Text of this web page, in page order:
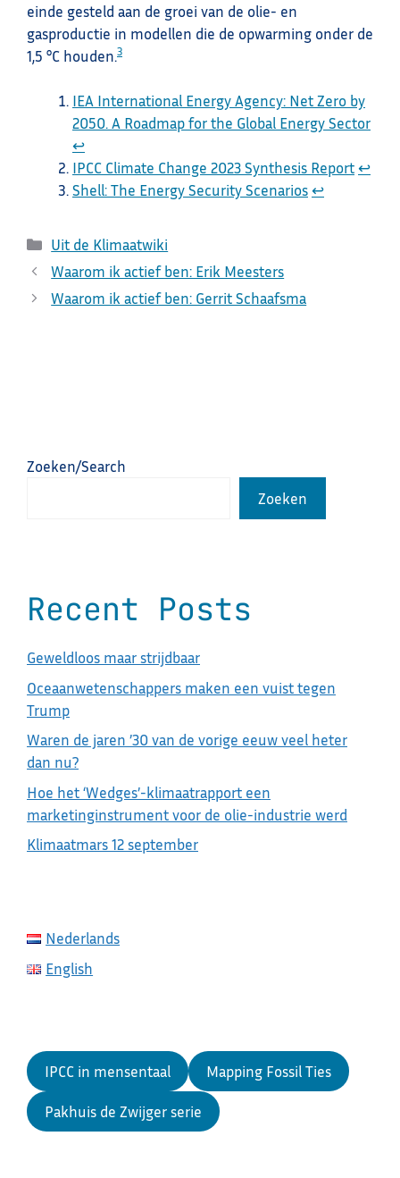
einde gesteld aan de groei van de olie- en
gasproductie in modellen die de opwarming onder de
1,5 °C houden.3
IEA International Energy Agency: Net Zero by
2050. A Roadmap for the Global Energy Sector
↩︎
IPCC Climate Change 2023 Synthesis Report↩︎
Shell: The Energy Security Scenarios↩︎
Categorieën
Uit de Klimaatwiki
Waarom ik actief ben: Erik Meesters
Waarom ik actief ben: Gerrit Schaafsma
Zoeken/Search
Zoeken
Recent Posts
Geweldloos maar strijdbaar
Oceaanwetenschappers maken een vuist tegen
Trump
Waren de jaren ’30 van de vorige eeuw veel heter
dan nu?
Hoe het ‘Wedges’-klimaatrapport een
marketinginstrument voor de olie-industrie werd
Klimaatmars 12 september
Nederlands
English
IPCC in mensentaal Mapping Fossil Ties
Pakhuis de Zwijger serie